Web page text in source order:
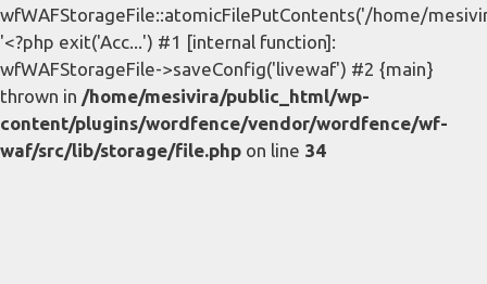
wfWAFStorageFile::atomicFilePutContents('/home/
'<?php exit('Acc...') #1 [internal function]:
wfWAFStorageFile->saveConfig('livewaf') #2 {main}
thrown in /home/mesivira/public_html/wp-
content/plugins/wordfence/vendor/wordfence/wf-
waf/src/lib/storage/file.php on line 34